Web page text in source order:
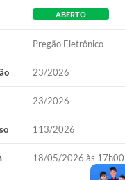
HIV em Sertãozinho
Download
ABERTO
Pregão Eletrônico
23/2026
23/2026
113/2026
18/05/2026 às 17h00